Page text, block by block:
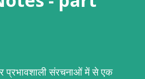
प्रभावशाली संरचनाओं में से एक